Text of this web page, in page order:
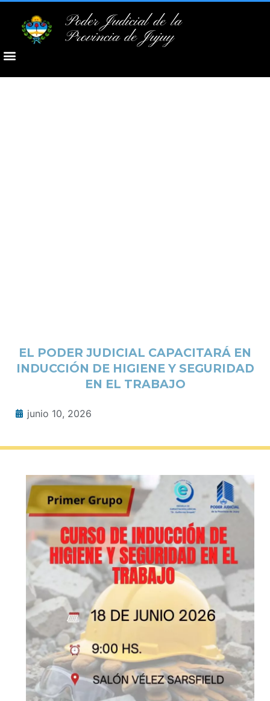
Poder Judicial de la
Provincia de Jujuy
EL PODER JUDICIAL CAPACITARÁ EN
INDUCCIÓN DE HIGIENE Y SEGURIDAD
EN EL TRABAJO
junio 10, 2026